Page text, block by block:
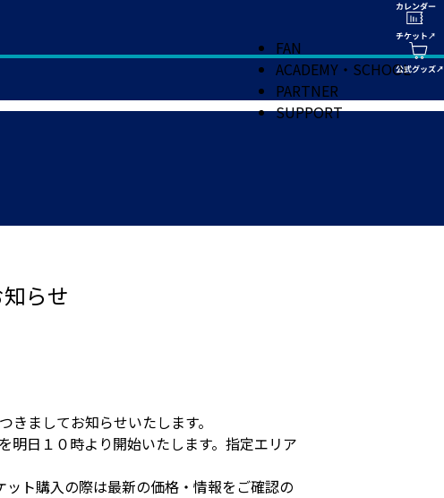
FAN
ACADEMY・SCHOOL
PARTNER
SUPPORT
らせ
ましてお知らせいたします。
日１０時より開始いたします。指定エリア
ト購入の際は最新の価格・情報をご確認の